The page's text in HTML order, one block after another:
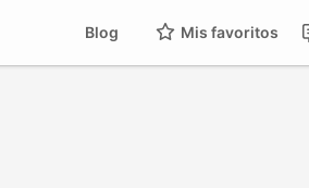
Mis favoritos
Blog